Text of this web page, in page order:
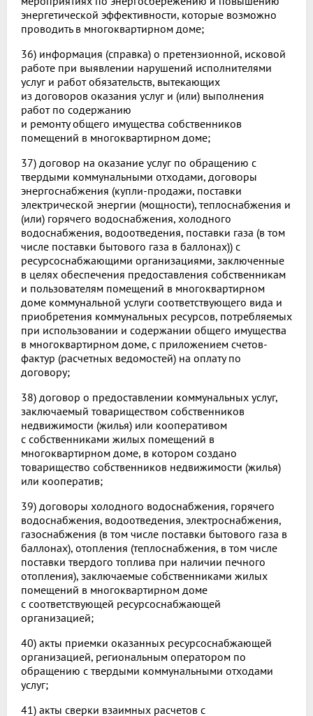
энергетической эффективности, которые возможно
проводить в многоквартирном доме;
36) информация (справка) о претензионной, исковой
работе при выявлении нарушений исполнителями
услуг и работ обязательств, вытекающих
из договоров оказания услуг и (или) выполнения
работ по содержанию
и ремонту общего имущества собственников
помещений в многоквартирном доме;
37) договор на оказание услуг по обращению с
твердыми коммунальными отходами, договоры
энергоснабжения (купли-продажи, поставки
электрической энергии (мощности), теплоснабжения и
(или) горячего водоснабжения, холодного
водоснабжения, водоотведения, поставки газа (в том
числе поставки бытового газа в баллонах)) с
ресурсоснабжающими организациями, заключенные
в целях обеспечения предоставления собственникам
и пользователям помещений в многоквартирном
доме коммунальной услуги соответствующего вида и
приобретения коммунальных ресурсов, потребляемых
при использовании и содержании общего имущества
в многоквартирном доме, с приложением счетов-
фактур (расчетных ведомостей) на оплату по
договору;
38) договор о предоставлении коммунальных услуг,
заключаемый товариществом собственников
недвижимости (жилья) или кооперативом
с собственниками жилых помещений в
многоквартирном доме, в котором создано
товарищество собственников недвижимости (жилья)
или кооператив;
39) договоры холодного водоснабжения, горячего
водоснабжения, водоотведения, электроснабжения,
газоснабжения (в том числе поставки бытового газа в
баллонах), отопления (теплоснабжения, в том числе
поставки твердого топлива при наличии печного
отопления), заключаемые собственниками жилых
помещений в многоквартирном доме
с соответствующей ресурсоснабжающей
организацией;
40) акты приемки оказанных ресурсоснабжающей
организацией, региональным оператором по
обращению с твердыми коммунальными отходами
услуг;
41) акты сверки взаимных расчетов с